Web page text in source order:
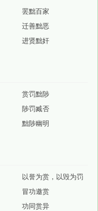
罢黜百家
迁善黜恶
进贤黜奸
赏罚黜陟
陟罚臧否
黜陟幽明
以誉为赏，以毁为罚
冒功邀赏
功同赏异